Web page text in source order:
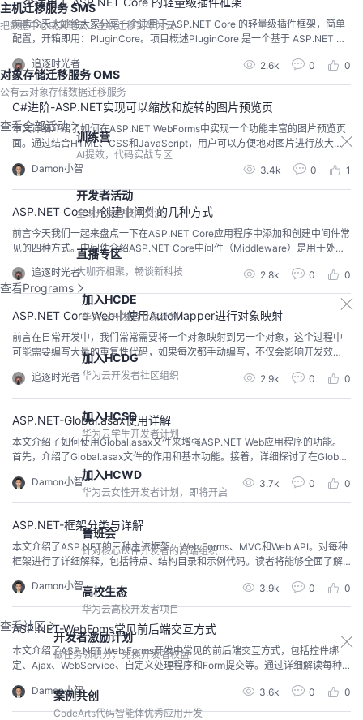
主机迁移服务 SMS
把数据中心或其他云上主机迁移到华为云
对象存储迁移服务 OMS
公有云对象存储数据迁移服务
查看全部活动
训练营
AI提效，代码实战专区
开发者活动
全球开发者技术交流
直播专区
大咖齐相聚，畅谈新科技
查看Programs
加入HCDE
华为云开发者专家计划
加入HCDG
华为云开发者社区组织
加入HCSD
华为云学生开发者计划
加入HCWD
华为云女性开发者计划，即将开启
鲁班会
针对核心伙伴开发者的高端组织
高校生态
华为云高校开发者项目
查看社区
开发者激励计划
做任务领积分，兑换开发者权益
案例共创
CodeArts代码智能体优秀应用开发
前言今天大姚给大家分享一个适用于 ASP.NET Core 的轻量级插件框架，简单
配置，开箱即用：PluginCore。项目概述PluginCore 是一个基于 ASP.NET Co
可以快速集成并专注于业务逻辑的开发。它支持动态 WebAPI、插件隔离与共
享、前后端分离、热插拔等特性，非常适合需要高度模块化与可扩展性的应...
追逐时光者 2.6k 0 0
C#进阶-ASP.NET实现可以缩放和旋转的图片预览页
本文详细介绍了如何在ASP.NET WebForms中实现一个功能丰富的图片预览页
面。通过结合HTML、CSS和JavaScript，用户可以方便地对图片进行放大、
缩小以及旋转操作。文章从页面的基本布局开始，逐步讲解了如何设置图片展
示区、添加控制按钮、编写CSS样式以及实现JavaScript功能，最终展示了一
个直观且易用的图片预览解决方案。
Damon小智 3.4k 0 1
ASP.NET Core中创建中间件的几种方式
前言今天我们一起来盘点一下在ASP.NET Core应用程序中添加和创建中间件常
见的四种方式。中间件介绍ASP.NET Core中间件（Middleware）是用于处理
HTTP请求和响应的组件，它们被安排在请求处理管道中，并按顺序执行。中间
件的设计是为了使其在请求处理管道中能够以灵活和可扩展的方式处理 HTTP
请求和响应。下图显示了 ASP.NET Core MVC 和 Razor Pag...
追逐时光者 2.8k 0 0
ASP.NET Core Web中使用AutoMapper进行对象映射
前言在日常开发中，我们常常需要将一个对象映射到另一个对象，这个过程中
可能需要编写大量的重复性代码，如果每次都手动编写，不仅会影响开发效
率，而且当项目越来越复杂、庞大的时候还容易出现错误。为了解决这个问
题，对象映射库就随之而出了，这些库可以自动完成对象之间的映射，从而减
少大量的开发工作量，提高开发工作效率。今天我们来讲讲在ASP.NET Core W
eb中使用AutoMapper快速进行对象映...
追逐时光者 2.9k 0 0
ASP.NET-Global.asax使用详解
本文介绍了如何使用Global.asax文件来增强ASP.NET Web应用程序的功能。
首先，介绍了Global.asax文件的作用和基本功能。接着，详细探讨了在Global.
asax中实现定时任务、应用程序级别的错误处理、应用程序启动和结束时执行
特定逻辑等功能。随后，进一步讨论了如何利用Global.asax实现应用程序级别
的缓存管理、处理会话开始和结束时的逻辑、以及管理应用程序的全局状态。
Damon小智 3.7k 0 0
ASP.NET-框架分类与详解
本文介绍了ASP.NET的三种主流框架：Web Forms、MVC和Web API。对每种
框架进行了详细解释，包括特点、结构目录和示例代码。读者将能够全面了解
中。 Damon小智 3.9k 0 0
ASP.NET-WebFoms常见前后端交互方式
本文介绍了ASP.NET Web Forms开发中常见的前后端交互方式，包括控件绑
定、Ajax、WebService、自定义处理程序和Form提交等。通过详细解读每种
适用场景。这些方法为实现前后端数据交互提供了灵活多样的选择，有助于开
发者根据项目需求选择最合适的方式进行开发。
Damon小智 3.6k 0 0